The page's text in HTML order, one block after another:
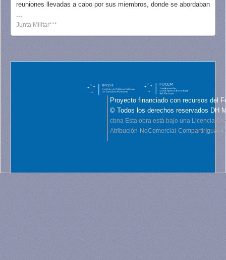
reuniones llevadas a cabo por sus miembros, donde se abordaban
...
Junta Militar***
Proyecto financiado con recursos del
© Todos los derechos reservados DH
cbna Esta obra está bajo una Licencia
Atribución-NoComercial-CompartirIgual